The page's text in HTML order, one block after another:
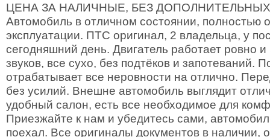
ЦЕНА ЗА НАЛИЧНЫЕ, БЕЗ
Автомобиль в отличном состоянии, полностью
эксплуатации. ПТС оригинал, 2 владельца, у
сегодняшний день. Двигатель работает ровно
звуков, все сухо, без подтёков и запотеваний.
отрабатывает все неровности на отлично.
без усилий. Внешне автомобиль выглядит
удобный салон, есть все необходимое для
Приезжайте к нам и убедитесь сами,
поехал. Все оригиналы документов в наличии,